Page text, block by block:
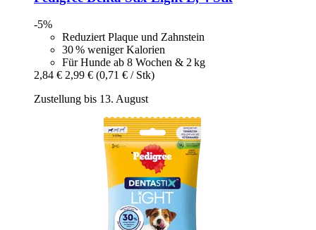
-5%
Reduziert Plaque und Zahnstein
30 % weniger Kalorien
Für Hunde ab 8 Wochen & 2 kg
2,84 € 2,99 € (0,71 € / Stk)
Zustellung bis 13. August